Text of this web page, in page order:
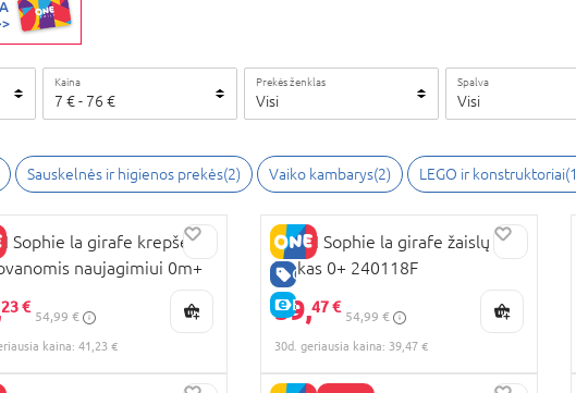
Kaina
7 €- 76 €
Prekės ženklas
Visi
Spalva
Visi
Sauskelnės ir higienos prekės(2) Vaiko kambarys(2) LEGO ir konstruktoriai(1
KAINA
Sophie la girafe krepšelis
naujagimiui 0m+
23 €
54,99 €
kaina: 41,23 €
GERA KAINA
E-KAINA
VULLI Sophie la girafe žaislų
lankas 0+ 240118F
39,47 €
54,99 €
30d. geriausia kaina: 39,47 €